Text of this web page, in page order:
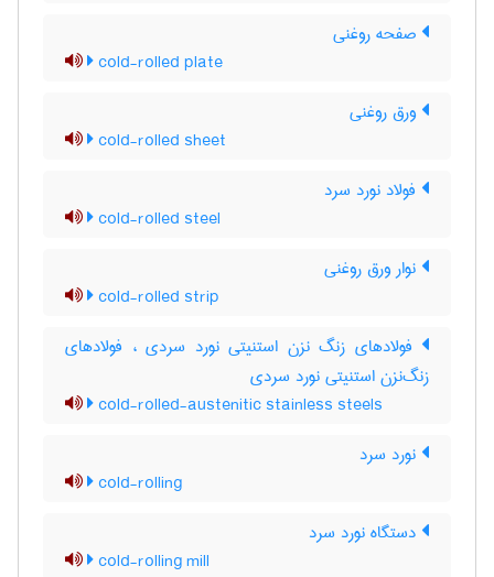
صفحه روغنی
cold-rolled plate
ورق روغنی
cold-rolled sheet
فولاد نورد سرد
cold-rolled steel
نوار ورق روغنی
cold-rolled strip
فولادهای زنگ نزن استنیتی نورد سردی ، فولادهای
زنگ‌نزن استنیتی نورد سردی
cold-rolled-austenitic stainless steels
نورد سرد
cold-rolling
دستگاه نورد سرد
cold-rolling mill